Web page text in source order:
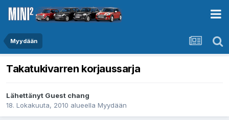
Myydään
Takatukivarren korjaussarja
Lähettänyt Guest chang
18. Lokakuuta, 2010 alueella Myydään